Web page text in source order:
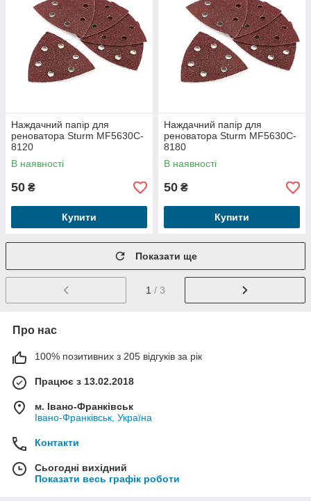
Наждачний папір для
реноватора Sturm MF5630C-
8120
В наявності
50 ₴
Купити
Наждачний папір для
реноватора Sturm MF5630C-
8180
В наявності
50 ₴
Купити
Показати ще
1 / 3
Про нас
100% позитивних з 205 відгуків за рік
Працює з 13.02.2018
м. Івано-Франківськ
Івано-Франківськ, Україна
Контакти
Сьогодні вихідний
Показати весь графік роботи